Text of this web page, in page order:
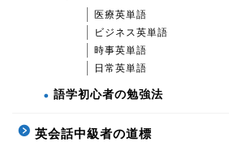
医療英単語
ビジネス英単語
時事英単語
日常英単語
語学初心者の勉強法
英会話中級者の道標